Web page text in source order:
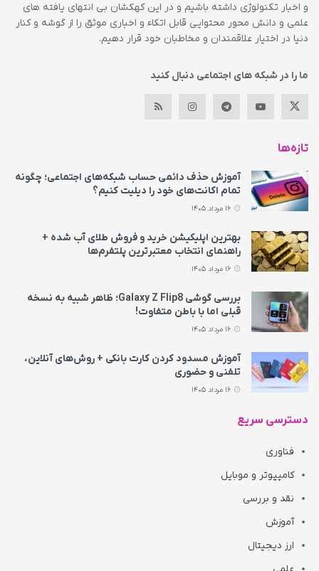
و اخبار تکنولوژی داشته باشیم و در این کهکشان بی انتهای یافته های
علمی و دانش محور محتوایی قابل اتکاء و اخباری موثق را از گوشه و کنار
دنیا در اختیار علاقمندان و مخاطبان خود قرار دهیم.
ما را در شبکه های اجتماعی دنبال کنید
تازه‌ها
آموزش حذف دائمی حساب شبکه‌های اجتماعی؛ چگونه
تمام اکانت‌های خود را دیلیت کنیم؟
بهترین اپلیکیشن خرید و فروش طلای آب شده +
راهنمای انتخاب معتبرترین پلتفرم‌ها
بررسی گوشی Galaxy Z Flip8؛ ظاهر شبیه به نسخه
قبلی اما با باطن متفاوت!
آموزش مسدود کردن کارت بانکی + روش‌های آنلاین،
تلفنی و حضوری
دسترسی سریع
فناوری
کامپیوتر و موبایل
نقد و بررسی
آموزش
ارز دیجیتال